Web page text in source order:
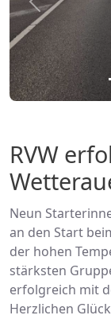
Previous
RVW
Neun
an den Start
der hohen
stärksten
erfolgreich mit
Herzlichen